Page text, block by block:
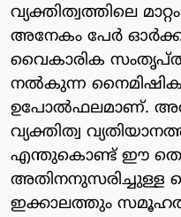
വ്യക്തിത്വത്തിലെ
അനേകം പേര്‍
വൈകാരിക
നല്‍കുന്ന
ഉപോല്‍ഫലമാണ്.
വ്യക്തിത്വ
എന്തുകൊണ്ട് ഈ
അതിനനുസരിച്ചുള്ള
ഇക്കാലത്തും